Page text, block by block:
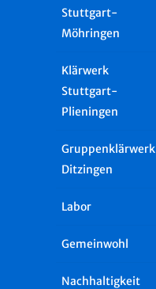
Stuttgart-
Möhringen
Klärwerk
Stuttgart-
Plieningen
Gruppenklärwerk
Ditzingen
Labor
Gemeinwohl
Nachhaltigkeit